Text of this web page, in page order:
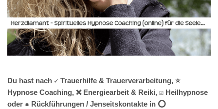
Du hast nach ✓ Trauerhilfe & Trauerverarbeitung, ⭐
Hypnose Coaching, ❌ Energiearbeit & Reiki, ☑️ Heilhypnose
oder ✹ Rückführungen / Jenseitskontakte in ⭕